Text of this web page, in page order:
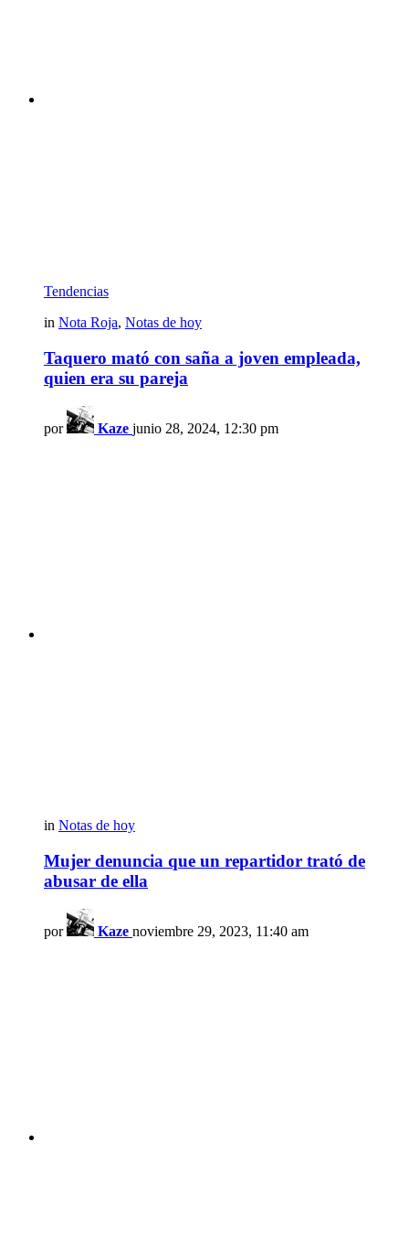
Tendencias
in Nota Roja, Notas de hoy
Taquero mató con saña a joven empleada,
quien era su pareja
por Kaze junio 28, 2024, 12:30 pm
in Notas de hoy
Mujer denuncia que un repartidor trató de
abusar de ella
por Kaze noviembre 29, 2023, 11:40 am